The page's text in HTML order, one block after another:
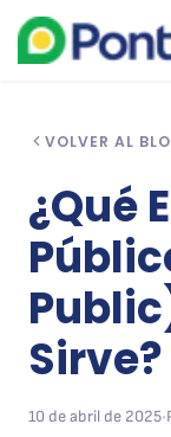
VOLVER AL
¿Qué
Sirve?
10 de abril de 2025•